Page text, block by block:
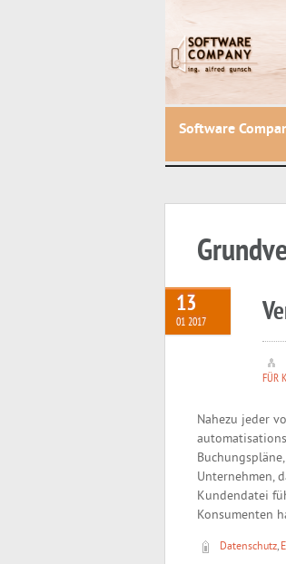
Software
13
01 2017
FÜR
Nahezu jeder
Unternehmen,
Kundendatei
Konsumenten
Datenschutz,